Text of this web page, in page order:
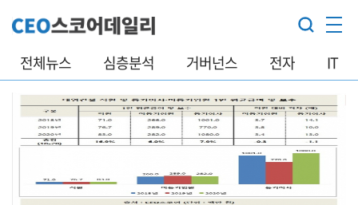
전체뉴스 심층분석 거버넌스 전자 IT